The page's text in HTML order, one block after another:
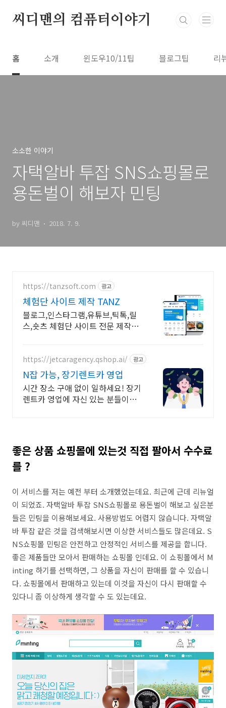
씨디맨의 컴퓨터이야기
홈 소개 윈도우10/11팁 블로그팁 리
소소한 이야기
자택알바 투잡 SNS쇼핑몰로
용돈벌이 해보자 민팅
by 씨디맨 2018. 7. 9.
https://tanzsoft.com 광고
체험단 사이트 제작 TANZ
블로그,인스타그램,유튜브,틱톡,릴
스,숏츠 체험단 사이트 전문 제작
https://jetcaragency.qshop.ai/ 광고
N잡 가능, 장기렌트카 영업
시간 장소 구애 없이 일하세요! 장기
렌트카 영업에 자신 있는 분들이라
좋은 상품 쇼핑몰에 있는것 직접 팔아서 수수료
를 ?
이 서비스를 저는 예전 부터 소개했었는데요. 최근에 근데 리뉴얼
이 되었죠. 자택알바 투잡 SNS쇼핑몰로 용돈벌이 해보고 싶은분
들은 민팅을 이용해보세요. 사용방법도 어렵지 않습니다. 자택알
바 투잡 같은 것을 검색해보시면 이상한 서비스들도 많은데요. S
NS쇼핑몰 민팅은 안전하고 안정적인 서비스를 제공을 합니다.
좋은 제품들만 모아서 판매하는 쇼핑몰 인데요. 이 쇼핑몰에서 M
inting 하기를 선택하면, 그 상품을 자신이 판매를 할 수 있습니
다. 쇼핑몰에서 판매하고 있는데 이것을 자신이 다시 판매할 수
있다니 좀 이상하게 생각할 수 도 있는데요.